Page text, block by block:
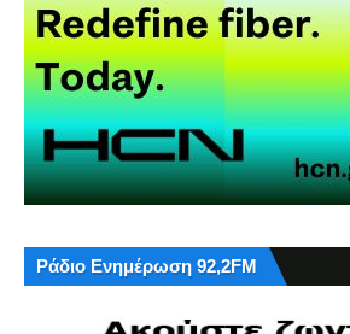
Ράδιο Ενημέρωση 92,2FM